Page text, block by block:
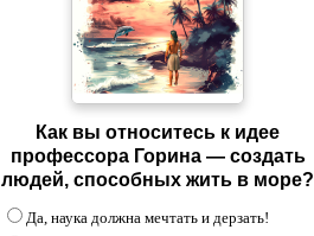
Как вы относитесь к идее
профессора Горина — создать
людей, способных жить в море?
Да, наука должна мечтать и дерзать!